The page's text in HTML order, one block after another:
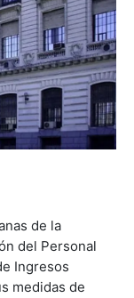
de la
del Personal
Ingresos
medidas de